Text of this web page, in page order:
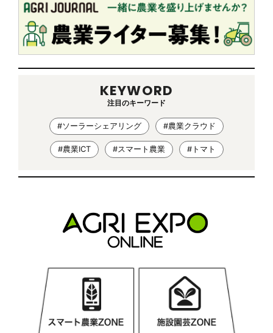
KEYWORD
注目のキーワード
#ソーラーシェアリング #農業クラウド
#農業ICT #スマート農業 #トマト